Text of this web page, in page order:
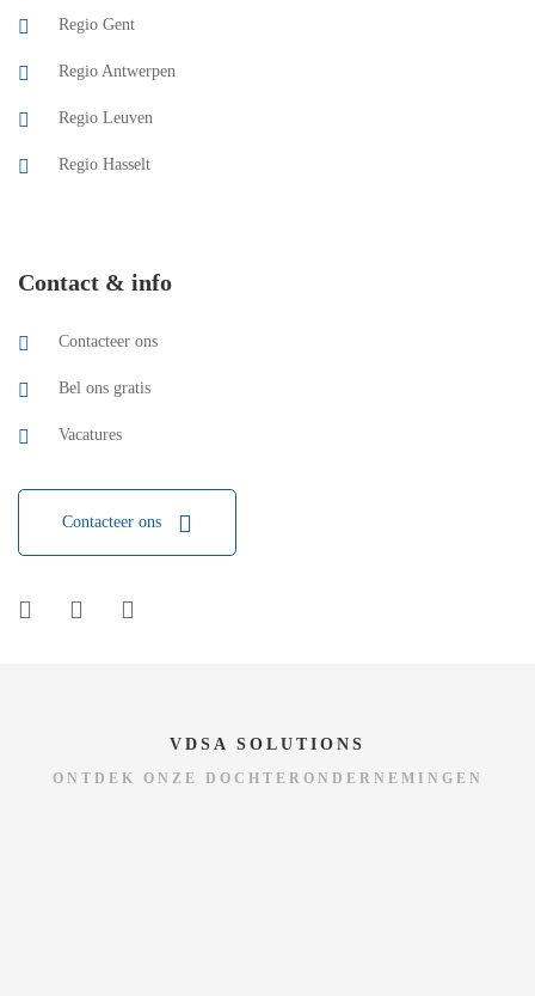
Regio Gent
Regio Antwerpen
Regio Leuven
Regio Hasselt
Contact & info
Contacteer ons
Bel ons gratis
Vacatures
Contacteer ons
VDSA SOLUTIONS
ONTDEK ONZE DOCHTERONDERNEMINGEN